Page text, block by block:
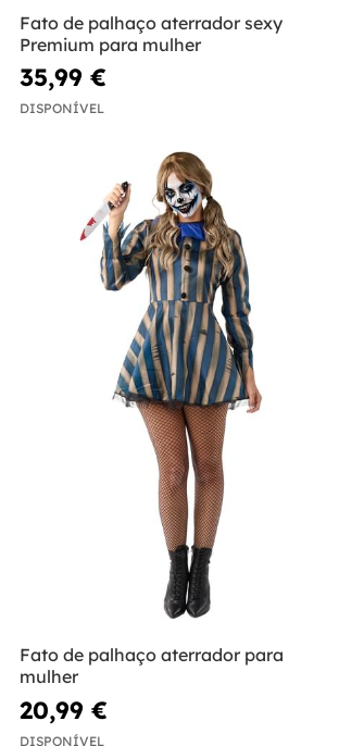
Fato de palhaço aterrador sexy
Premium para mulher
35,99 €
DISPONÍVEL
Fato de palhaço aterrador para
mulher
20,99 €
DISPONÍVEL